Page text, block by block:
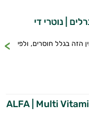
| נוטרי די
הזה בגלל חוסרים, ולפי